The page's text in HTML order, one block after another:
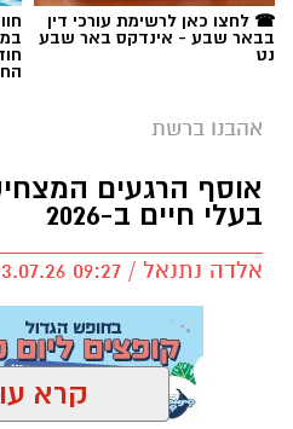
☎ לחצו כאן לרשימת עורכי דין
בבאר שבע - אינדקס באר שבע
נט
אהבנו ברשת
אוסף הרגעים
בעלי חיים ב-2026
אלדה נתנאל / 09:27 23.07.26
קרא